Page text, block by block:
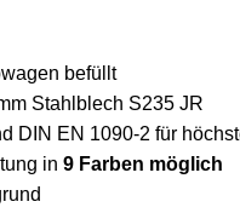
befüllt
Stahlblech S235 JR
DIN EN 1090-2 für
in 9 Farben möglich